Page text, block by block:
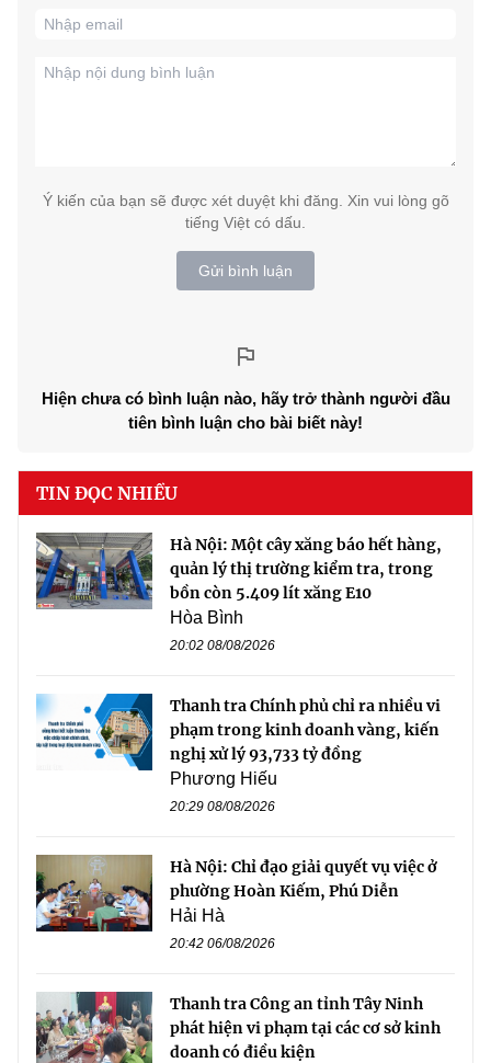
Ý kiến của bạn sẽ được xét duyệt khi đăng. Xin vui lòng gõ
tiếng Việt có dấu.
Gửi bình luận
Hiện chưa có bình luận nào, hãy trở thành người đầu
tiên bình luận cho bài biết này!
TIN ĐỌC NHIỀU
Hà Nội: Một cây xăng báo hết hàng,
quản lý thị trường kiểm tra, trong
bồn còn 5.409 lít xăng E10
Hòa Bình
20:02 08/08/2026
Thanh tra Chính phủ chỉ ra nhiều vi
phạm trong kinh doanh vàng, kiến
nghị xử lý 93,733 tỷ đồng
Phương Hiếu
20:29 08/08/2026
Hà Nội: Chỉ đạo giải quyết vụ việc ở
phường Hoàn Kiếm, Phú Diễn
Hải Hà
20:42 06/08/2026
Thanh tra Công an tỉnh Tây Ninh
phát hiện vi phạm tại các cơ sở kinh
doanh có điều kiện